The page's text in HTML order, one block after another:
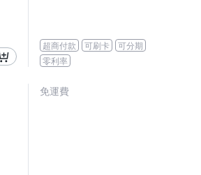
超商付款 可刷卡
可分期
零利率
免運費